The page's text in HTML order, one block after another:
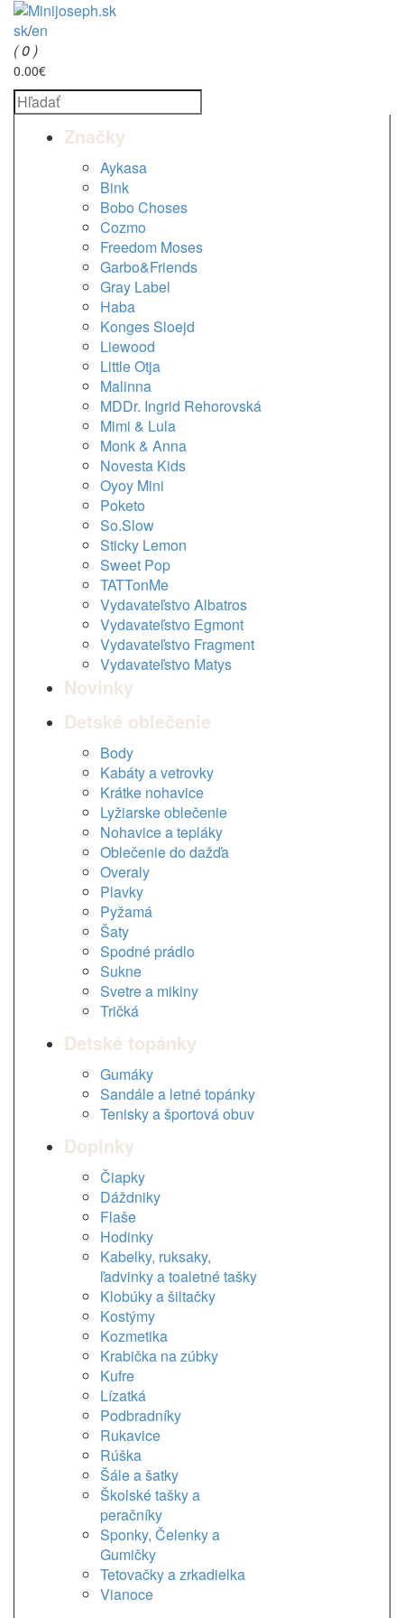
sk/en
( 0 )
0.00€
Značky
Aykasa
Bink
Bobo Choses
Cozmo
Freedom Moses
Garbo&Friends
Gray Label
Haba
Konges Sloejd
Liewood
Little Otja
Malinna
MDDr. Ingrid Rehorovská
Mimi & Lula
Monk & Anna
Novesta Kids
Oyoy Mini
Poketo
So.Slow
Sticky Lemon
Sweet Pop
TATTonMe
Vydavateľstvo Albatros
Vydavateľstvo Egmont
Vydavateľstvo Fragment
Vydavateľstvo Matys
Novinky
Detské oblečenie
Body
Kabáty a vetrovky
Krátke nohavice
Lyžiarske oblečenie
Nohavice a tepláky
Oblečenie do dažďa
Overaly
Plavky
Pyžamá
Šaty
Spodné prádlo
Sukne
Svetre a mikiny
Tričká
Detské topánky
Gumáky
Sandále a letné topánky
Tenisky a športová obuv
Doplnky
Čiapky
Dáždniky
Flaše
Hodinky
Kabelky, ruksaky,
ľadvinky a toaletné tašky
Klobúky a šiltačky
Kostýmy
Kozmetika
Krabička na zúbky
Kufre
Lízatká
Podbradníky
Rukavice
Rúška
Šále a šatky
Školské tašky a
peračníky
Sponky, Čelenky a
Gumičky
Tetovačky a zrkadielka
Vianoce